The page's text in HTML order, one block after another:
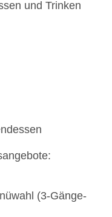
(3-Gänge-